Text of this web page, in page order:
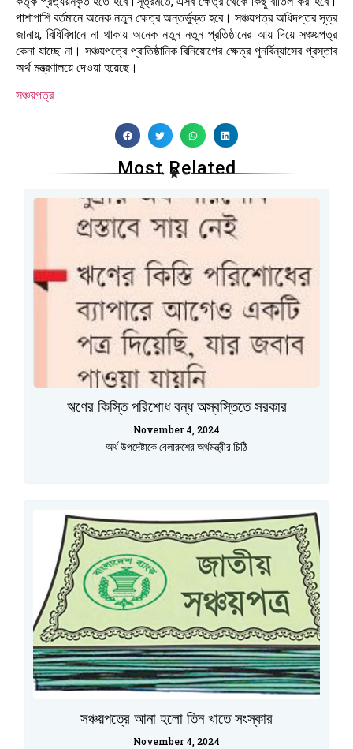
পাশাপাশি বর্তমানে অনেক নতুন ক্ষেত্র অন্তর্ভুক্ত হবে। সঞ্চয়পত্র অধিদপ্তর সূত্র
জানায়, বিধিবিধানে না থাকায় অনেক নতুন নতুন প্রতিষ্ঠানের আয় দিয়ে সঞ্চয়পত্র
কেনা যাচ্ছে না। সঞ্চয়পত্রে প্রাতিষ্ঠানিক বিনিয়োগের ক্ষেত্র পুনর্বিন্যাসের প্রস্তাব
অর্থ মন্ত্রণালয়ে দেওয়া হয়েছে।
সঞ্চয়পত্র
Most Related
ঋণের কিস্তি পরিশোধ বন্ধ অস্বস্তিতে সরকার
November 4, 2024
অর্থ উপদেষ্টাকে বেলারুশের অর্থমন্ত্রীর চিঠি
সঞ্চয়পত্রে আনা হলো তিন খাতে সংস্কার
November 4, 2024